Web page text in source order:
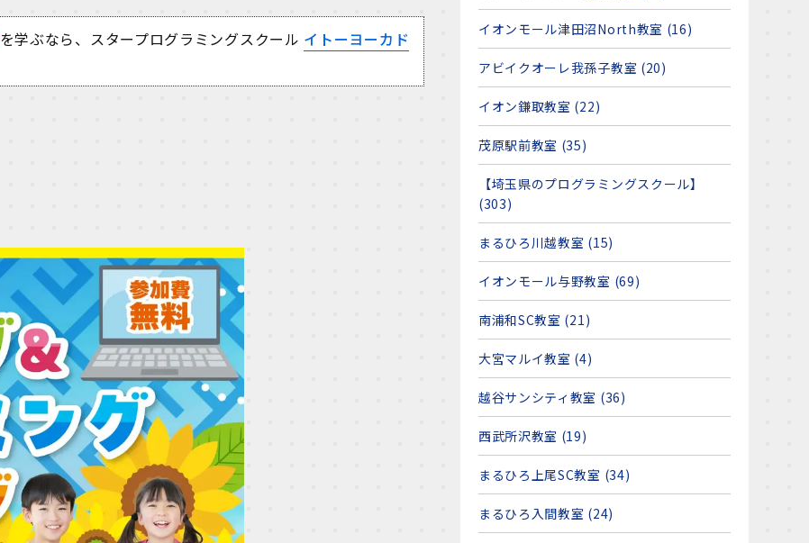
を学ぶなら、スタープログラミングスクール イトーヨーカド
イオンモール津田沼North教室 (16)
アビイクオーレ我孫子教室 (20)
イオン鎌取教室 (22)
茂原駅前教室 (35)
【埼玉県のプログラミングスクール】
(303)
まるひろ川越教室 (15)
イオンモール与野教室 (69)
南浦和SC教室 (21)
大宮マルイ教室 (4)
越谷サンシティ教室 (36)
西武所沢教室 (19)
まるひろ上尾SC教室 (34)
まるひろ入間教室 (24)